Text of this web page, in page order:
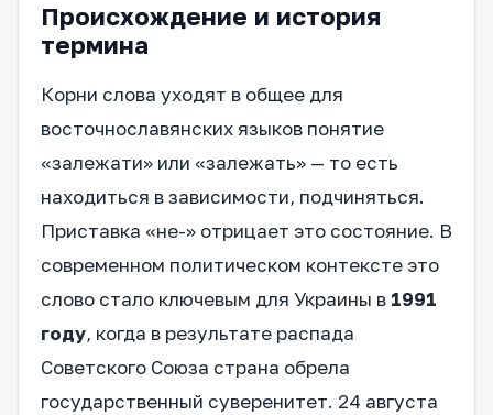
Происхождение и история
термина
Корни слова уходят в общее для
восточнославянских языков понятие
«залежати» или «залежать» — то есть
находиться в зависимости, подчиняться.
Приставка «не-» отрицает это состояние. В
современном политическом контексте это
слово стало ключевым для Украины в 1991
году, когда в результате распада
Советского Союза страна обрела
государственный суверенитет. 24 августа